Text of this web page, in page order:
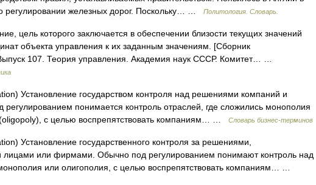
регулировании железных дорог. Поскольку… …
Политология. Словарь.
цель которого заключается в обеспечении близости текущих значений
объекта управления к их заданным значениям. [Сборник
107. Теория управления. Академия наук СССР. Комитет… …
Установление государством контроля над решениями компаний и
понимается контроль отраслей, где сложились монополия
с целью воспрепятствовать компаниям… …
Словарь бизнес-терминов
Установление государственного контроля за решениями,
или фирмами. Обычно под регулированием понимают контроль над
или олигополия, с целью воспрепятствовать компаниям… …